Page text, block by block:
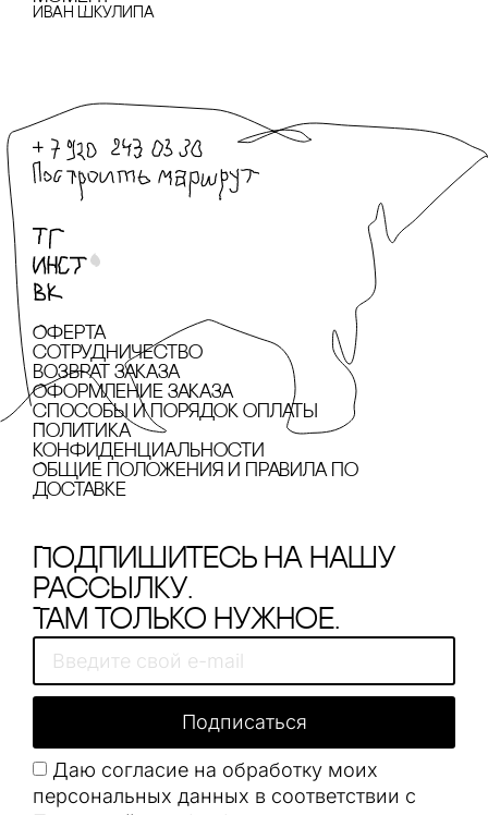
Иван Шкулипа
Оферта
сотрудничество
Возврат заказа
Оформление заказа
cпособы и порядок оплаты
Политика
конфиденциальности
Общие положения и правила по
доставке
Подпишитесь на нашу
рассылку.
Там только нужное.
Даю согласие на обработку моих
персональных данных в соответствии с
Подписаться